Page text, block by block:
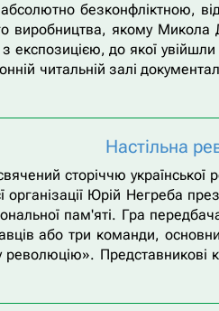
безконфліктною,
виробництва, якому
до якої
читальній залі
Настільна
сторіччю
Юрій Негреба
пам'яті. Гра
або три команди,
революцію».